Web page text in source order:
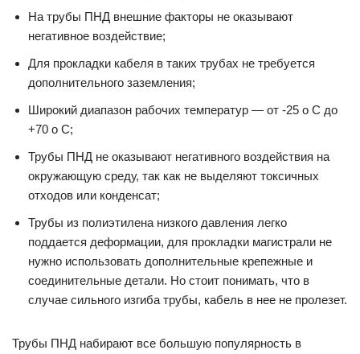
На трубы ПНД внешние факторы не оказывают
негативное воздействие;
Для прокладки кабеля в таких трубах не требуется
дополнительного заземления;
Широкий диапазон рабочих температур — от -25 o C до
+70 o C;
Трубы ПНД не оказывают негативного воздействия на
окружающую среду, так как не выделяют токсичных
отходов или конденсат;
Трубы из полиэтилена низкого давления легко
поддается деформации, для прокладки магистрали не
нужно использовать дополнительные крепежные и
соединительные детали. Но стоит понимать, что в
случае сильного изгиба трубы, кабель в нее не пролезет.
Трубы ПНД набирают все большую популярность в